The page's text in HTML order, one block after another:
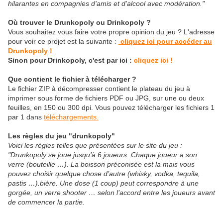
hilarantes en compagnies d'amis et d'alcool avec modération."
Où trouver le Drunkopoly ou Drinkopoly ?
Vous souhaitez vous faire votre propre opinion du jeu ? L'adresse
pour voir ce projet est la suivante : cliquez ici pour accéder au
Drunkopoly !
Sinon pour Drinkopoly, c'est par ici : cliquez ici !
Que contient le fichier à télécharger ?
Le fichier ZIP à décompresser contient le plateau du jeu à
imprimer sous forme de fichiers PDF ou JPG, sur une ou deux
feuilles, en 150 ou 300 dpi. Vous pouvez télécharger les fichiers 1
par 1 dans téléchargements
Les règles du jeu "drunkopoly"
Voici les règles telles que présentées sur le site du jeu :
"Drunkopoly se joue jusqu’à 6 joueurs. Chaque joueur a son
verre (bouteille …). La boisson préconisée est la mais vous
pouvez choisir quelque chose d’autre (whisky, vodka, tequila,
pastis …).bière. Une dose (1 coup) peut correspondre à une
gorgée, un verre shooter … selon l’accord entre les joueurs avant
de commencer la partie.